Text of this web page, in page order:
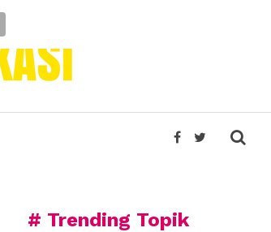
# Trending Topik